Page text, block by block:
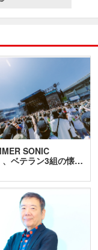
SONIC
、ベテラン3組の懐…